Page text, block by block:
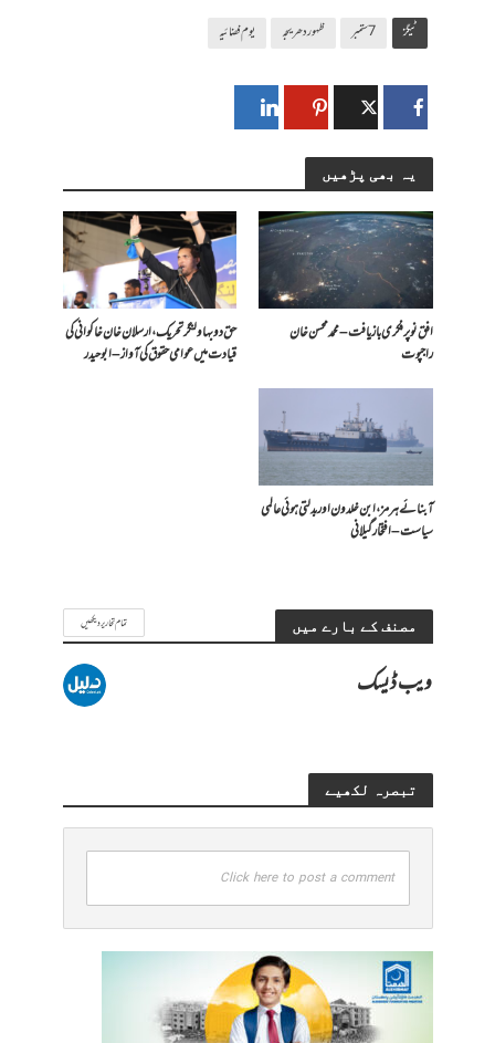
ٹیگز 7 ستمبر ظہور دھریجہ یوم فضائیہ
یہ بھی پڑھیں
افق نو پر فکری بازیافت – محمد محسن خان
راجپوت
حق دو بہاولنگر تحریک، ارسلان خان خاکوانی کی
قیادت میں عوامی حقوق کی آواز – ابو حیدر
آبنائے ہرمز، ابن خلدون اور بدلتی ہوئی عالمی
سیاست – افتخار گیلانی
مصنف کے بارے میں تمام تحاریر دیکھیں
ویب ڈیسک
تبصرہ لکھیے
Click here to post a comment